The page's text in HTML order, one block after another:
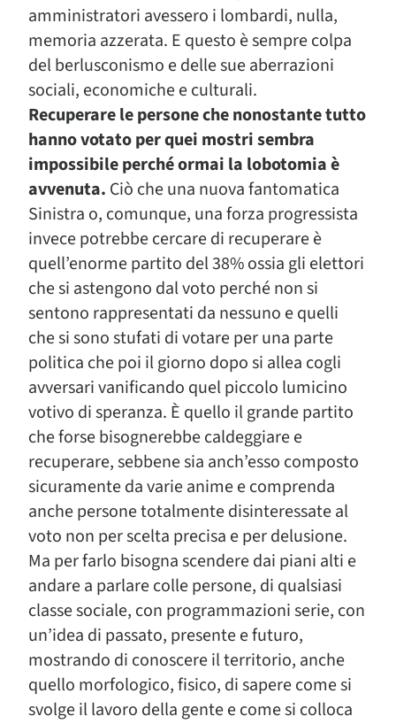
amministratori avessero i lombardi, nulla,
memoria azzerata. E questo è sempre colpa
del berlusconismo e delle sue aberrazioni
sociali, economiche e culturali.
Recuperare le persone che nonostante tutto
hanno votato per quei mostri sembra
impossibile perché ormai la lobotomia è
avvenuta. Ciò che una nuova fantomatica
Sinistra o, comunque, una forza progressista
invece potrebbe cercare di recuperare è
quell’enorme partito del 38% ossia gli elettori
che si astengono dal voto perché non si
sentono rappresentati da nessuno e quelli
che si sono stufati di votare per una parte
politica che poi il giorno dopo si allea cogli
avversari vanificando quel piccolo lumicino
votivo di speranza. È quello il grande partito
che forse bisognerebbe caldeggiare e
recuperare, sebbene sia anch’esso composto
sicuramente da varie anime e comprenda
anche persone totalmente disinteressate al
voto non per scelta precisa e per delusione.
Ma per farlo bisogna scendere dai piani alti e
andare a parlare colle persone, di qualsiasi
classe sociale, con programmazioni serie, con
un’idea di passato, presente e futuro,
mostrando di conoscere il territorio, anche
quello morfologico, fisico, di sapere come si
svolge il lavoro della gente e come si colloca